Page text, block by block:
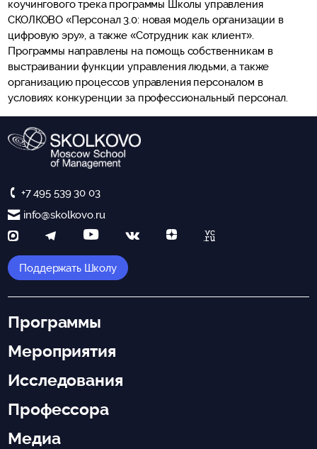
коучингового трека программы Школы управления
СКОЛКОВО «Персонал 3.0: новая модель организации в
цифровую эру», а также «Сотрудник как клиент».
Программы направлены на помощь собственникам в
выстраивании функции управления людьми, а также
организацию процессов управления персоналом в
условиях конкуренции за профессиональный персонал.
+7 495 539 30 03
info@skolkovo.ru
Поддержать Школу
Программы
Мероприятия
Исследования
Профессора
Медиа